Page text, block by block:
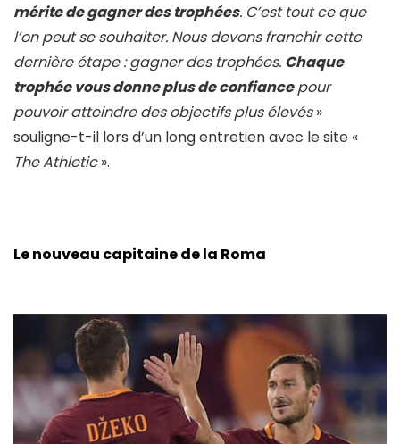
mérite de gagner des trophées. C’est tout ce que
l’on peut se souhaiter. Nous devons franchir cette
dernière étape : gagner des trophées. Chaque
trophée vous donne plus de confiancepour
pouvoir atteindre des objectifs plus élevés»
souligne-t-il lors d’un long entretien avec le site «
The Athletic».
Le nouveau capitaine de la Roma